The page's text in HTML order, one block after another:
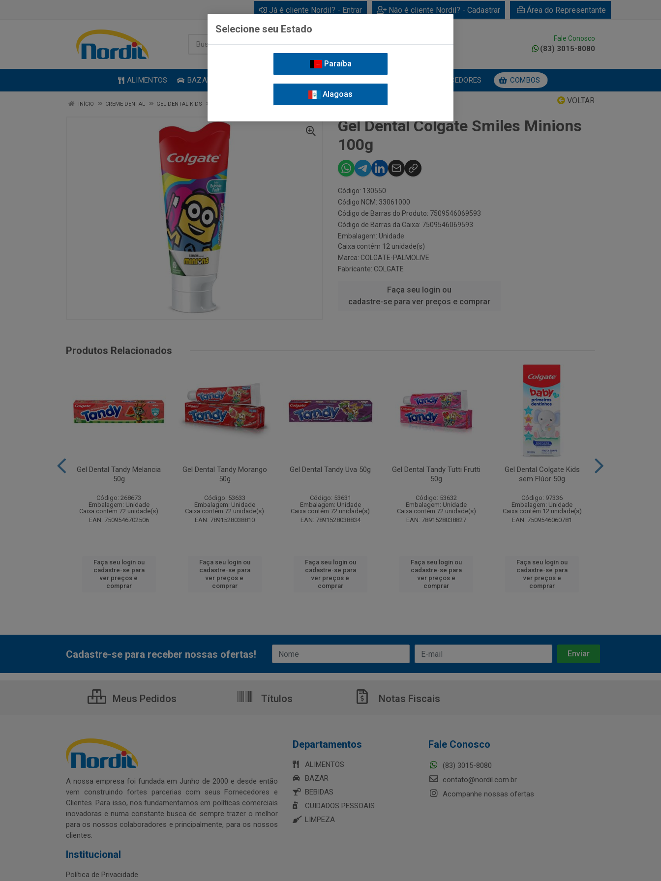
Já é cliente Nordil? - Entrar Não é cliente Nordil? - Cadastrar Área do Representante
Fale Conosco
(83) 3015-8080
ALIMENTOS BAZAR FORNECEDORES COMBOS
VOLTAR
INÍCIO CREME DENTAL GEL DENTAL KIDS GEL DENTAL COLGATE SMILES MINIONS 100G
Gel Dental Colgate Smiles Minions
100g
Código: 130550
Código NCM: 33061000
Código de Barras do Produto: 7509546069593
Código de Barras da Caixa: 7509546069593
Embalagem: Unidade
Caixa contém 12 unidade(s)
Marca: COLGATE-PALMOLIVE
Fabricante: COLGATE
Faça seu login ou
cadastre-se para ver preços e comprar
Produtos Relacionados
Gel Dental Tandy Melancia
50g
Código: 268673
Embalagem: Unidade
Caixa contém 72 unidade(s)
EAN: 7509546702506
Faça seu login ou
cadastre-se para
ver preços e
comprar
Gel Dental Tandy Morango
50g
Código: 53633
Embalagem: Unidade
Caixa contém 72 unidade(s)
EAN: 7891528038810
Faça seu login ou
cadastre-se para
ver preços e
comprar
Gel Dental Tandy Uva 50g
Código: 53631
Embalagem: Unidade
Caixa contém 72 unidade(s)
EAN: 7891528038834
Faça seu login ou
cadastre-se para
ver preços e
comprar
Gel Dental Tandy Tutti Frutti
50g
Código: 53632
Embalagem: Unidade
Caixa contém 72 unidade(s)
EAN: 7891528038827
Faça seu login ou
cadastre-se para
ver preços e
comprar
Gel Dental Colgate Kids
sem Flúor 50g
Código: 97336
Embalagem: Unidade
Caixa contém 12 unidade(s)
EAN: 7509546060781
Faça seu login ou
cadastre-se para
ver preços e
comprar
Cadastre-se para receber nossas ofertas!
Meus Pedidos Títulos Notas Fiscais
A nossa empresa foi fundada em Junho de 2000 e desde então
vem construindo fortes parcerias com seus Fornecedores e
Clientes. Para isso, nos fundamentamos em políticas comerciais
inovadoras e numa constante busca de sempre trazer o melhor
para os nossos colaboradores e principalmente, para os nossos
clientes.
Institucional
Política de Privacidade
Departamentos
ALIMENTOS
BAZAR
BEBIDAS
CUIDADOS PESSOAIS
LIMPEZA
Fale Conosco
(83) 3015-8080
contato@nordil.com.br
Acompanhe nossas ofertas
Selecione seu Estado
Paraíba
Alagoas